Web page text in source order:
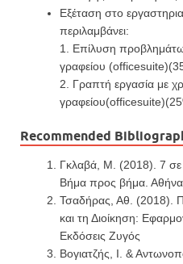
Εξέταση στο
περιλαμβάνει:
1. Επίλυση
γραφείου
2. Γραπτή εργασία με
Recommended
Γκλαβά, Μ. (2018). 7
Βήμα προς βήμα.
Τσαδήρας, Αθ. (2018).
και τη Διοίκηση:
Εκδόσεις Ζυγός
Βογιατζής, Ι. &